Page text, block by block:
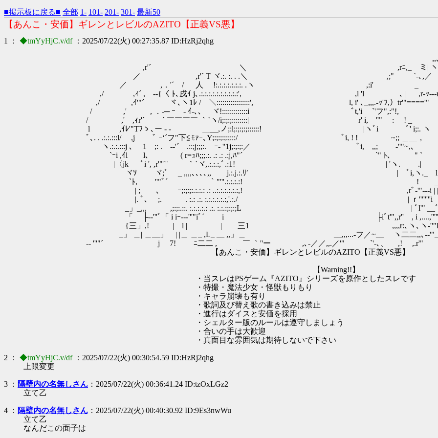
■掲示板に戻る■ 全部 1- 101- 201- 301- 最新50
【あんこ・安価】ギレンとレビルのAZITO【正義VS悪】
1 ： ◆tmYyHjC.v/df ：2025/07/22(火) 00:27:35.87 ID:HzRj2qhg
,,､r''''"￣ﾞﾞ`''ｰ .
,r'´ ＼ ,rﾆ,_ ミ| ヽ.／~~`ヽ
／ ,r'´ T ヾ.:. :. . .＼ ,;" `-､,／ ﾞ
／ ,．'´ / 人 !:.:.:.:.:.:.:. .ヽ ,:i' _ ----､
,/ ,ｨ´ , -‐{〈 ﾄ､戌ｲ j､.:.:.:.:.:.:.:.:.:.:', ,l 'l ､ | ,r-ｯ---rﾞi,
,/ ,ｲ'"´ ヾ､ヽ1ﾚ / ＼:::::::::::::::::', l, i' ､_,,,.-ｯ'ﾌ,）tr'"===='" ﾞi ,
/ ,' , ．-─ ｰゞ- ｲ-､､ ヾ!:::::::::::::i ﾞt,'i `'フ",:"!, `
/ ,' ,ｨr'´ ´ ￣￣￣￣ ｀`ヽ/i;:;:;::::::::| r' i, ''" : ! _
l ,ｲﾚ'"Tﾌゝ､ー - - ＿__,ノ;:l;:;:;:;::::::! |ヽﾞi ﾞ' i;:.
ﾞ､. . .:.:.:::l/ ,j ﾞ ｰ‘´フ"下≦ﾓｧｰ､Y;:;:;:;:;:::/ ﾞi, ! ! ~;; ＿__，
ヽ.:.:.:::j ､ 1 ;: . -‐'´ .::;j;;;:.ゞｰ- ''1j;:;:;:／ ﾞi, ,,; -''"~,
`ｰi ,ｲl l､ ( r=ｭﾊ;;;.:. .: .: .:j,ﾊ"´ `" ﾄ、 "
|〈jk ﾞi ', ,r'"´¨ ｀`ヾ,.:.:.:,ﾞ.:1! | 'ヽ.
ヾｿ ヾ;ﾞ _ ,,,,､､､､,, j.:.j.:.ﾘ′ | ﾞi,ヽ._ l
`ﾄ, ''"ﾞ´ ｀"'''.:.:.:.:! ! _,,,二ﾞ~r-
| ; ､ ｰ;:;:;:.:.:.: .: ..:.:.:.:.:.:,! ,rﾞ‐'"---i |
|. ﾞ､ ;. . :.: .:. :.:.:.:.:.:,'.:./ | ｒ''''''''i i,ﾞl | ,,!
_」_,,,ゞ ,;:;:.::. :.:.:.:.: .:. :.:.:;:;:;L | ﾞl'" __ﾞヽj | ｰ' '''''''7
「 ├-‐'''ﾞ「 i iｰ--‐'''"iﾞ´ i ├iﾞt'",,r'' , i ,....,'''''ｿ,,.-
{三」,! | l | | 三1 ,,,,r:､ヽ､ヽ-''"l !ヽ,,,､-'""_,
_」 ＿| ＿__」 | |＿ ＿_ ,L_ __ ,,」＿ __,,,...-フ／~__ ヽ二二,,､--'"_,,
-‐ '''"´ j 7! ﾆ二二 , ￣ ｀''ー ,､-／／,,.／'" `'-､、 ,! ,.r'"
【あんこ・安価】ギレンとレビルのAZITO【正義VS悪】
【Warning!!】
・当スレはPSゲーム『AZITO』シリーズを原作としたスレです
・特撮・魔法少女・怪獣もりもり
・キャラ崩壊も有り
・歌詞及び替え歌の書き込みは禁止
・進行はダイスと安価を採用
・シェルター版のルールは遵守しましょう
・合いの手は大歓迎
・真面目な雰囲気は期待しないで下さい
2 ： ◆tmYyHjC.v/df ：2025/07/22(火) 00:30:54.59 ID:HzRj2qhg
上限変更
3 ： 隔壁内の名無しさん ：2025/07/22(火) 00:36:41.24 ID:tzOxLGz2
立て乙
4 ： 隔壁内の名無しさん ：2025/07/22(火) 00:40:30.92 ID:9Es3nwWu
立て乙
なんだこの面子は